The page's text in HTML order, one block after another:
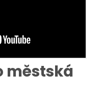
městská